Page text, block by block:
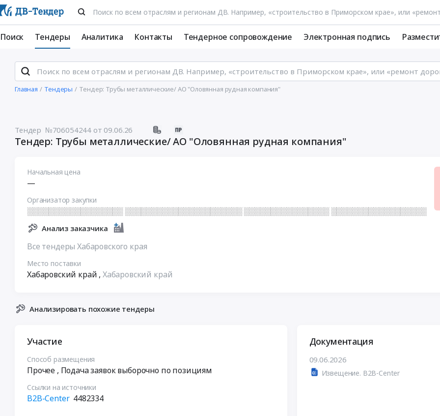
Поиск Тендеры Аналитика Контакты Тендерное сопровождение Электронная подпись
Главная Тендеры Тендер: Трубы металлические/ АО "Оловянная рудная компания"
Тендер №706054244 от 09.06.26
Тендер: Трубы металлические/ АО "Оловянная рудная компания"
Начальная цена
—
Организатор закупки
░░░░░░░░░░░░░░░░░░ ░░░░░░░░░░░░░░░░░░░░░░ ░░░░░░░░░░░░░░░░ ░░░░░░░░░░░░░░░░░░
Анализ заказчика
Все тендеры Хабаровского края
Место поставки
Хабаровский край , Хабаровский край
Анализировать похожие тендеры
Участие
Способ размещения
Прочее , Подача заявок выборочно по позициям
Ссылки на источники
B2B-Center 4482334
Документация
09.06.2026
Извещение. B2B-Center